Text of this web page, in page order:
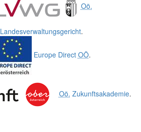
Oö.
Landesverwaltungsgericht.
Europe Direct OÖ.
Oö. Zukunftsakademie.